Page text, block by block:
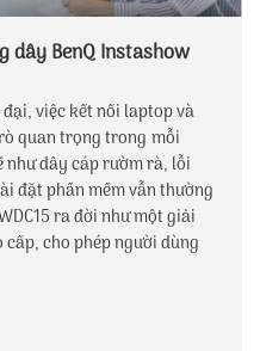
dây BenQ Instashow
việc kết nối laptop và
quan trọng trong mỗi
như dây cáp rườm rà, lỗi
đặt phần mềm vẫn thường
ra đời như một giải
cho phép người dùng